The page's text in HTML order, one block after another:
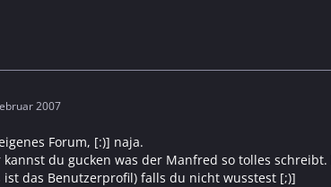
2007
Forum, [:)] naja.
kannst du gucken was der Manfred so tolles schreibt.
ist das Benutzerprofil) falls du nicht wusstest [;)]